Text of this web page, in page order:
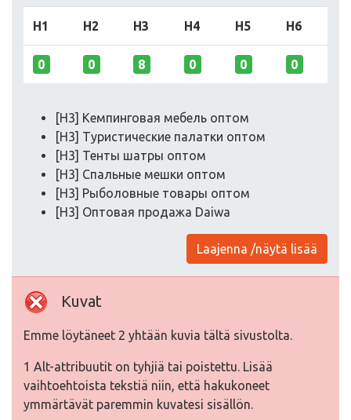
H1 H2 H3 H4 H5 H6
0 0 8 0 0 0
[H3] Кемпинговая мебель оптом
[H3] Туристические палатки оптом
[H3] Тенты шатры оптом
[H3] Спальные мешки оптом
[H3] Рыболовные товары оптом
[H3] Оптовая продажа Daiwa
Laajenna /näytä lisää
Kuvat
Emme löytäneet 2 yhtään kuvia tältä sivustolta.
1 Alt-attribuutit on tyhjiä tai poistettu. Lisää
vaihtoehtoista tekstiä niin, että hakukoneet
ymmärtävät paremmin kuvatesi sisällön.